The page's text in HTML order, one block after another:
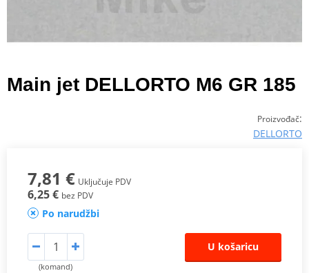
Main jet DELLORTO M6 GR 185
Proizvođač:
DELLORTO
7,81 € Uključuje PDV
6,25 € bez PDV
Po narudžbi
(komand)
U košaricu